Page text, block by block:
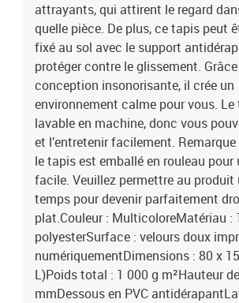
attrayants, qui attirent le regard
quelle pièce. De plus, ce tapis peut
fixé au sol avec le support
protéger contre le glissement.
conception insonorisante, il crée un
environnement calme pour vous.
lavable en machine, donc vous
et l’entretenir facilement.
le tapis est emballé en rouleau
facile. Veuillez permettre au produit
temps pour devenir parfaitement
plat.Couleur : MulticoloreMatériau :
polyesterSurface : velours doux
numériquementDimensions : 80 x
L)Poids total : 1 000 g m²Hauteur
mmDessous en PVC